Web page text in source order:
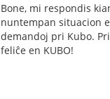
Bone, mi respondis
nuntempan situacion
demandoj pri Kubo.
feliĉe en KUBO!